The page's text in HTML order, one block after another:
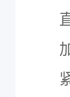
直
加
紧